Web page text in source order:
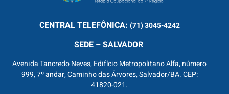
CENTRALTELEFÔNICA: (71) 3045-4242
SEDE – SALVADOR
Avenida Tancredo Neves, Edifício Metropolitano Alfa, número
999, 7º andar, Caminho das Árvores, Salvador/BA. CEP:
41820-021.